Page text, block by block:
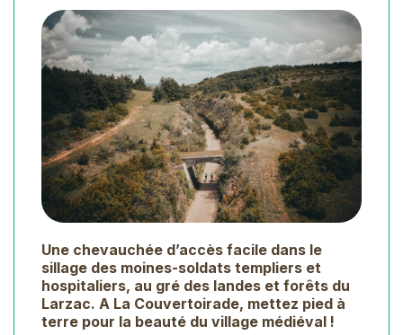
Une chevauchée d’accès facile dans le
sillage des moines-soldats templiers et
hospitaliers, au gré des landes et forêts du
Larzac. A La Couvertoirade, mettez pied à
terre pour la beauté du village médiéval !